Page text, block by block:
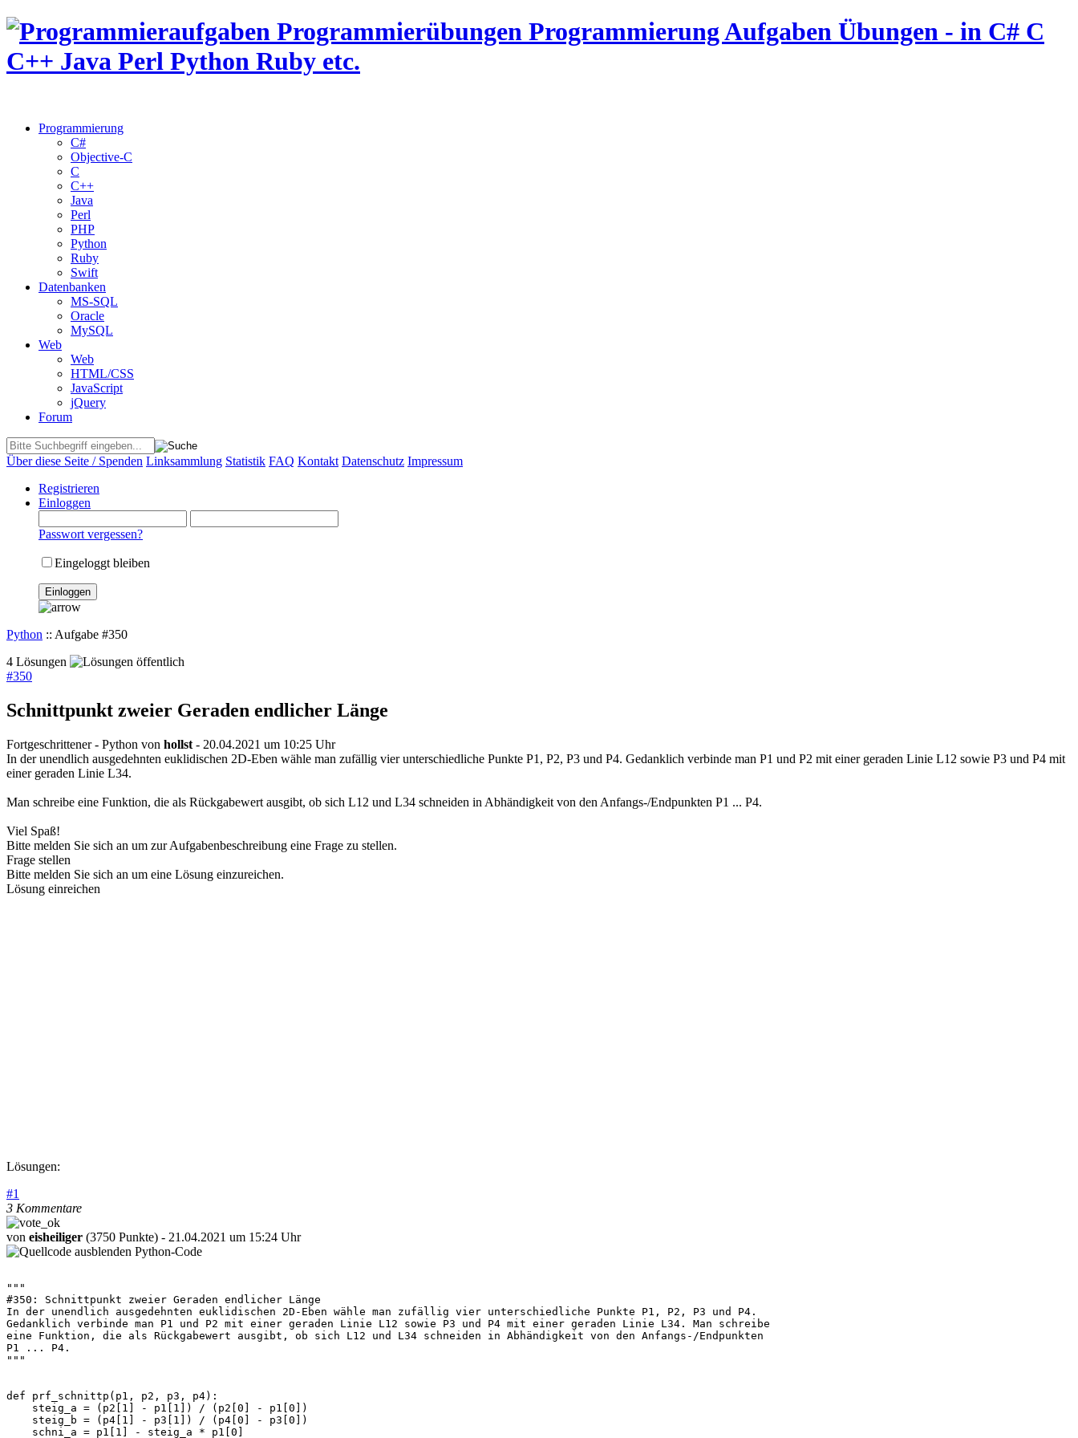
Programmierung
C#
Objective-C
C
C++
Java
Perl
PHP
Python
Ruby
Swift
Datenbanken
MS-SQL
Oracle
MySQL
Web
Web
HTML/CSS
JavaScript
jQuery
Forum
Über diese Seite / Spenden Linksammlung Statistik FAQ Kontakt Datenschutz Impressum
Registrieren
Einloggen
Passwort vergessen?
Eingeloggt bleiben
Python :: Aufgabe #350
4 Lösungen
#350
Schnittpunkt zweier Geraden endlicher Länge
Fortgeschrittener - Python von hollst - 20.04.2021 um 10:25 Uhr
In der unendlich ausgedehnten euklidischen 2D-Eben wähle man zufällig vier unterschiedliche Punkte P1, P2, P3 und P4. Gedanklich verbinde man P1 und P2 mit einer geraden Linie L12 sowie P3 und P4 mit
einer geraden Linie L34.
Man schreibe eine Funktion, die als Rückgabewert ausgibt, ob sich L12 und L34 schneiden in Abhändigkeit von den Anfangs-/Endpunkten P1 ... P4.
Viel Spaß!
Bitte melden Sie sich an um zur Aufgabenbeschreibung eine Frage zu stellen.
Frage stellen
Bitte melden Sie sich an um eine Lösung einzureichen.
Lösung einreichen
Lösungen:
#1
3 Kommentare
von eisheiliger (3750 Punkte) - 21.04.2021 um 15:24 Uhr
Python-Code
"""
#350: Schnittpunkt zweier Geraden endlicher Länge
In der unendlich ausgedehnten euklidischen 2D-Eben wähle man zufällig vier unterschiedliche Punkte P1, P2, P3 und P4.
Gedanklich verbinde man P1 und P2 mit einer geraden Linie L12 sowie P3 und P4 mit einer geraden Linie L34. Man schreibe
eine Funktion, die als Rückgabewert ausgibt, ob sich L12 und L34 schneiden in Abhändigkeit von den Anfangs-/Endpunkten
P1 ... P4.
"""
def prf_schnittp(p1, p2, p3, p4):
    steig_a = (p2[1] - p1[1]) / (p2[0] - p1[0])
    steig_b = (p4[1] - p3[1]) / (p4[0] - p3[0])
    schni_a = p1[1] - steig_a * p1[0]